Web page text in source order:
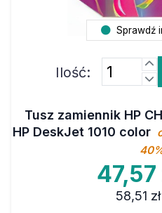
Sprawdź
Ilość:
Tusz zamiennik HP
HP DeskJet 1010 color
47,57
58,51 zł